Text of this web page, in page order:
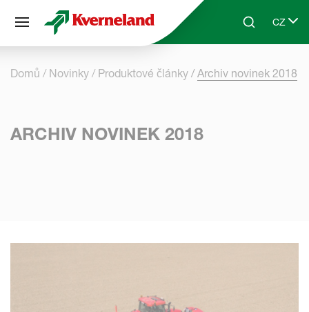
Skip to main contentSearchCZ
Select
Domů Novinky Produktové články Archiv novinek 2018
ARCHIV NOVINEK 2018
Panel pro správu cookies